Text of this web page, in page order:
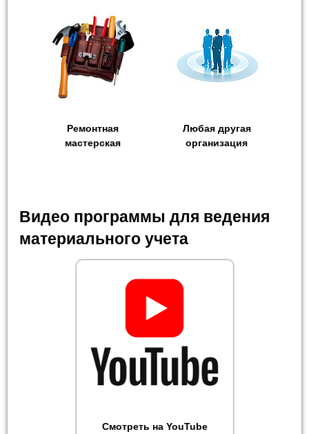
Ремонтная
мастерская
Любая другая
организация
Видео программы для ведения
материального учета
Смотреть на YouTube